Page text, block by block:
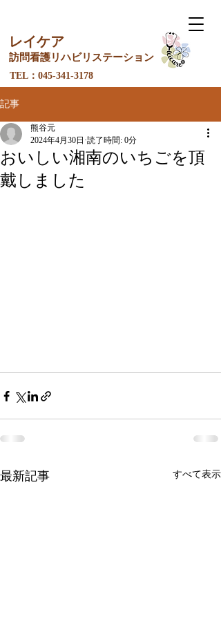
レイケア
訪問看護リハビリステーション
​TEL：045-341-3178
記事
おいしい湘南のいちごを頂
戴しました
熊谷元
2024年4月30日 読了時間: 0分
最新記事 すべて表示